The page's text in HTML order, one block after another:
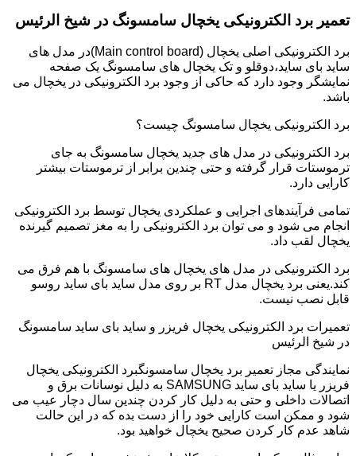
تعمیر برد الکترونیکی یخچال سامسونگ در شیخ الرئیس
برد الکترونیکی اصلی یخچال (Main control board)در مدل های
ساید بای ساید،دوقلو و تک یخچال های سامسونگ یک صفحه
نمایشگر وجود دارد که حاکی از وجود برد الکترونیکی در یخچال می
باشد.
برد الکترونیکی یخچال سامسونگ چیست؟
برد الکترونیکی در مدل های جدید یخچال سامسونگ به جای
ترموستات قرار گرفته و حتی چندین برابر از ترموستات بیشتر
کارایی دارد.
تمامی فرآیندهای اجرایی و عملکردی یخچال توسط برد الکترونیکی
انجام می شود و می توان برد الکترونیکی را به مغز تصمیم گیرنده
یخچال لقب داد.
برد الکترونیکی در مدل های یخچال های سامسونگ با هم فرق می
کند.یعنی برد یخچال مدل RT بر روی مدل ساید بای ساید روسو
قابل نصب نیست.
تعمیرات برد الکترونیکی یخچال فریزر و ساید بای ساید سامسونگ
در شیخ الرئیس
نمایندگی مجاز تعمیر برد یخچال سامسونگبرد الکترونیکی یخچال
فریزر یا ساید بای ساید SAMSUNG به دلیل نوسانات برق و
اتصالات داخلی و حتی به دلیل کار کردن چندین سال دچار عیب می
شود و ممکن است کارایی خود را از دست بده که در این حالت
شاهد عدم کار کردن صحیح یخچال خواهید بود.